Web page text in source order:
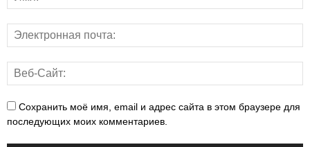
Сохранить моё имя, email и адрес сайта в этом браузере для
последующих моих комментариев.